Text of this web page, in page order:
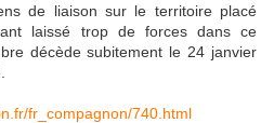
de liaison sur le territoire placé
laissé trop de forces dans ce
décède subitement le 24 janvier
fr_compagnon/740.html